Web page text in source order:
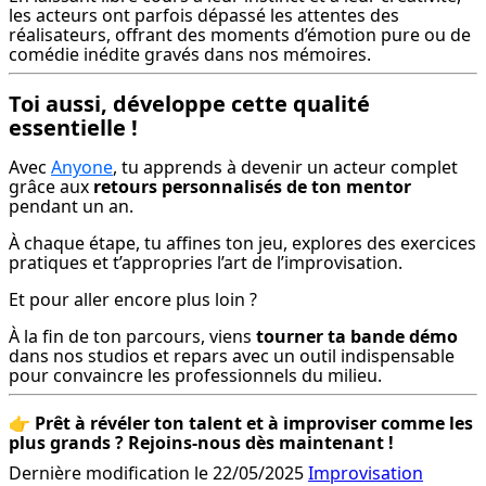
les acteurs ont parfois dépassé les attentes des
réalisateurs, offrant des moments d’émotion pure ou de
comédie inédite gravés dans nos mémoires.
Toi aussi, développe cette qualité
essentielle !
Avec Anyone, tu apprends à devenir un acteur complet
grâce aux retours personnalisés de ton mentor
pendant un an.
À chaque étape, tu affines ton jeu, explores des exercices
pratiques et t’appropries l’art de l’improvisation.
Et pour aller encore plus loin ?
À la fin de ton parcours, viens tourner ta bande démo
dans nos studios et repars avec un outil indispensable
pour convaincre les professionnels du milieu.
👉 Prêt à révéler ton talent et à improviser comme les
plus grands ? Rejoins-nous dès maintenant !
Dernière modification le 22/05/2025Improvisation